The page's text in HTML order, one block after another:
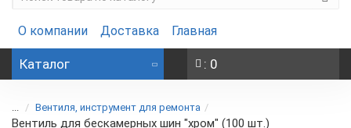
О компании Доставка Главная
Каталог : 0
... Вентиля, инструмент для ремонта
Вентиль для бескамерных шин "хром" (100 шт.)